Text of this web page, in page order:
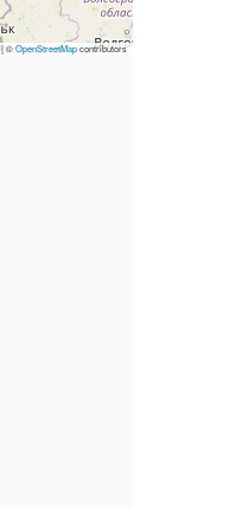
|©OpenStreetMapcontributors